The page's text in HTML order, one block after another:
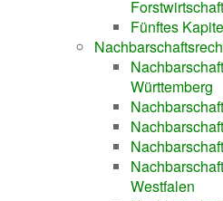
Fünftes
Württemberg
Westfalen